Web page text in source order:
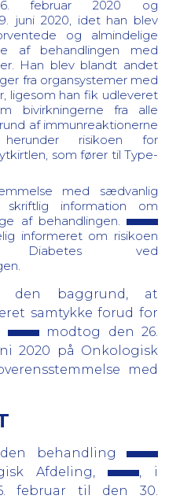
februar 2020 og
juni 2020, idet han blev
og almindelige
af behandlingen med
Han blev blandt andet
fra organsystemer med
ligesom han fik udleveret
bivirkningerne fra alle
af immunreaktionerne
risikoen for
som fører til Type-
med sædvanlig
information om
af behandlingen.
informeret om risikoen
ved
den baggrund, at
samtykke forud for
modtog den 26.
2020 på Onkologisk
med
behandling
Afdeling,
, i
februar til den 30.